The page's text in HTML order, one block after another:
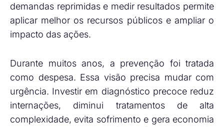
demandas reprimidas e medir resultados permite
aplicar melhor os recursos públicos e ampliar o
impacto das ações.
Durante muitos anos, a prevenção foi tratada
como despesa. Essa visão precisa mudar com
urgência. Investir em diagnóstico precoce reduz
internações, diminui tratamentos de alta
complexidade, evita sofrimento e gera economia